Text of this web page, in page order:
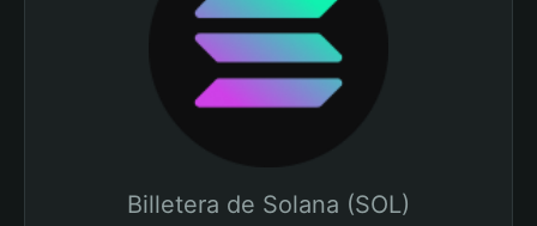
Billetera de Solana (SOL)